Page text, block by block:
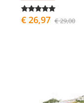
€ 26,97 € 29,00